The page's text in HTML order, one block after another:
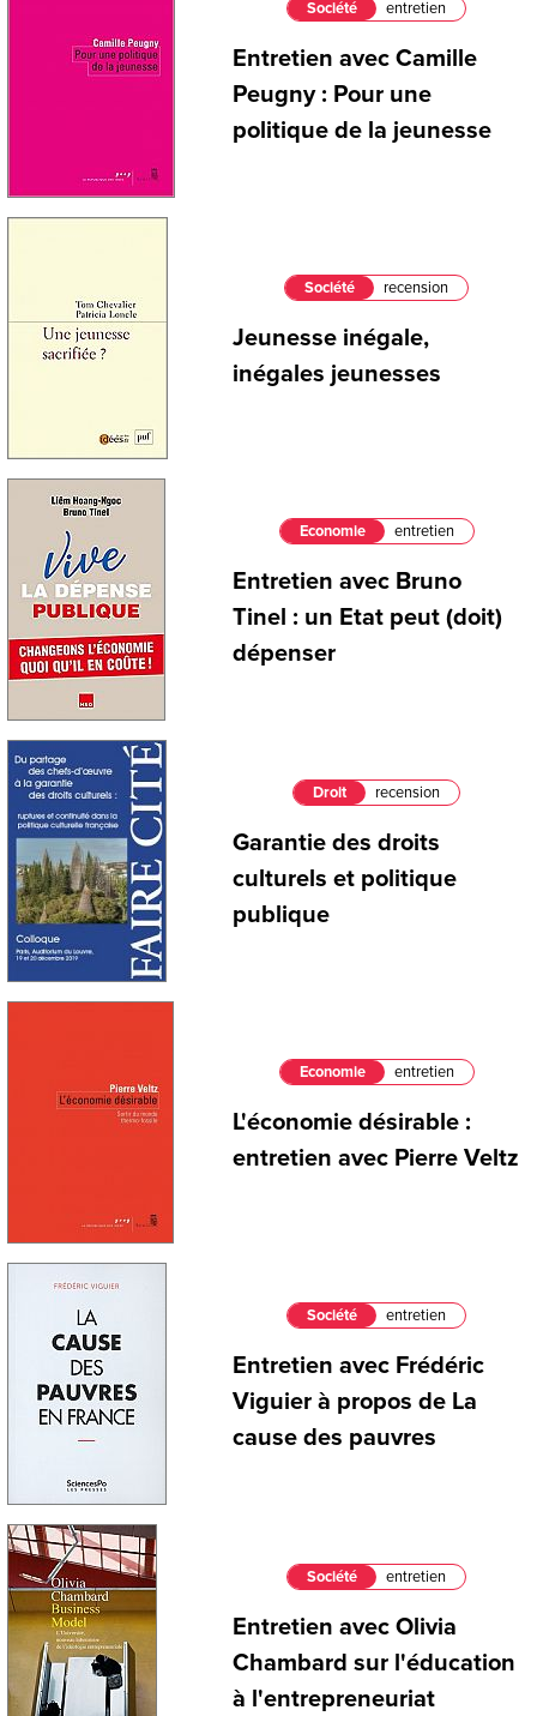
Société entretien
Entretien avec Camille
Peugny : Pour une
politique de la jeunesse
Société recension
Jeunesse inégale,
inégales jeunesses
Economie entretien
Entretien avec Bruno
Tinel : un Etat peut (doit)
dépenser
Droit recension
Garantie des droits
culturels et politique
publique
Economie entretien
L'économie désirable :
entretien avec Pierre Veltz
Société entretien
Entretien avec Frédéric
Viguier à propos de La
cause des pauvres
Société entretien
Entretien avec Olivia
Chambard sur l'éducation
à l'entrepreneuriat